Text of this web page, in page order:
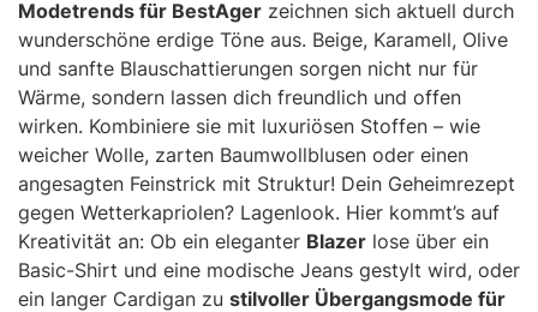
Modetrends für BestAger zeichnen sich aktuell durch
wunderschöne erdige Töne aus. Beige, Karamell, Olive
und sanfte Blauschattierungen sorgen nicht nur für
Wärme, sondern lassen dich freundlich und offen
wirken. Kombiniere sie mit luxuriösen Stoffen – wie
weicher Wolle, zarten Baumwollblusen oder einen
angesagten Feinstrick mit Struktur! Dein Geheimrezept
gegen Wetterkapriolen? Lagenlook. Hier kommt’s auf
Kreativität an: Ob ein eleganter Blazer lose über ein
Basic-Shirt und eine modische Jeans gestylt wird, oder
ein langer Cardigan zu stilvoller Übergangsmode für